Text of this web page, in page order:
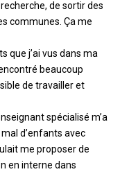
de sortir des
communes. Ça me
que j’ai vus dans ma
beaucoup
de travailler et
spécialisé m’a
d’enfants avec
me proposer de
en interne dans